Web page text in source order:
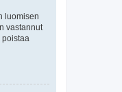
luomisen
vastannut